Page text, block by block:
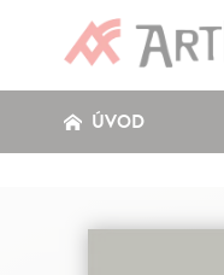
ÚVOD